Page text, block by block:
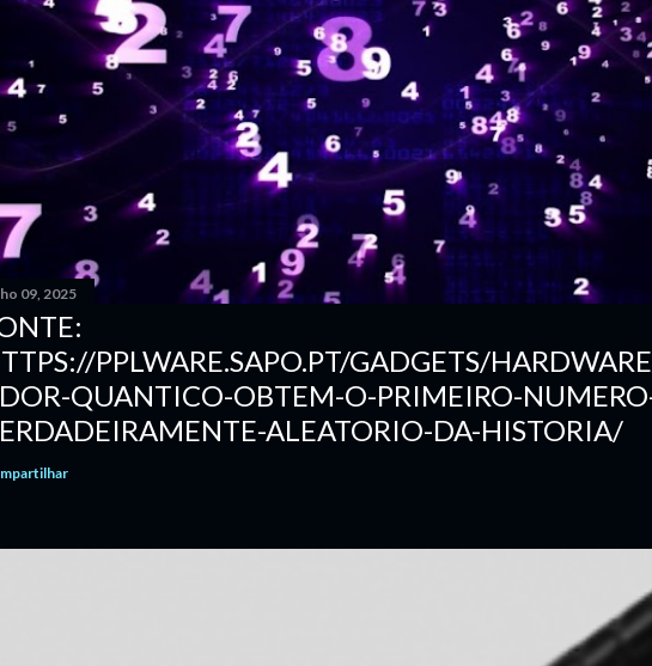
09, 2025
PPLWARE.SAPO.PT/GADGETS/
QUANTICO-OBTEM-O-PRIMEIRO-
ALEATORIO-DA-HISTORIA/